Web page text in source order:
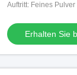
Auftritt: Feines Pulver
Erhalten Sie